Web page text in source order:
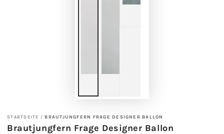
STARTSEITE / BRAUTJUNGFERN FRAGE DESIGNER BALLON
Brautjungfern Frage Designer Ballon